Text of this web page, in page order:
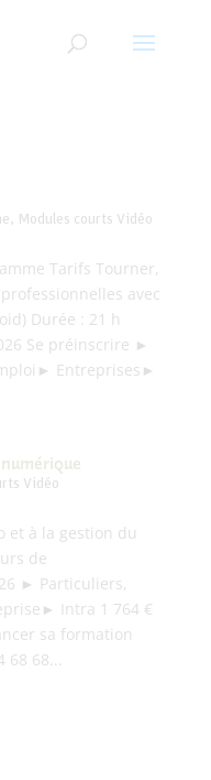
, Modules courts Vidéo
Tarifs Tourner,
avec
Durée : 21 h
Se préinscrire ►
Entreprises►
Vidéo
et à la gestion du
de
► Particuliers,
Intra 1 764 €
sa formation
68 68...